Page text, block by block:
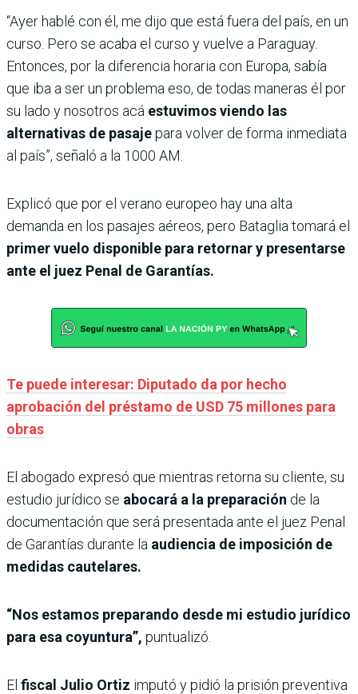
“Ayer hablé con él, me dijo que está fuera del país, en un
curso. Pero se acaba el curso y vuelve a Paraguay.
Entonces, por la diferencia horaria con Europa, sabía
que iba a ser un problema eso, de todas maneras él por
su lado y nosotros acá estuvimos viendo las
alternativas de pasajepara volver de forma inmediata
al país”, señaló a la 1000 AM.
Explicó que por el verano europeo hay una alta
demanda en los pasajes aéreos, pero Bataglia tomará el
primer vuelo disponible para retornar y presentarse
ante el juez Penal de Garantías.
Te puede interesar: Diputado da por hecho
aprobación del préstamo de USD 75 millones para
obras
El abogado expresó que mientras retorna su cliente, su
estudio jurídico se abocará a la preparación de la
documentación que será presentada ante el juez Penal
de Garantías durante la audiencia de imposición de
medidas cautelares.
“Nos estamos preparando desde mi estudio jurídico
para esa coyuntura”, puntualizó.
El fiscal Julio Ortiz imputó y pidió la prisión preventiva